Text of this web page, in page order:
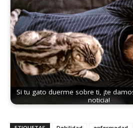
Si tu gato duerme sobre ti, ¡te
noticia!